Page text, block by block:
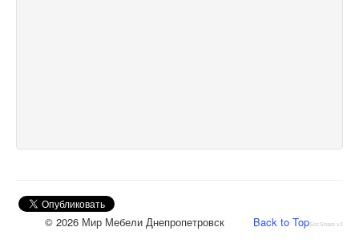
SocShare v2
Back to Top
© 2026 Мир Мебели Днепропетровск